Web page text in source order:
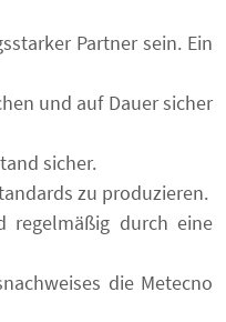
Partner sein. Ein
und auf Dauer sicher
sicher.
zu produzieren.
regelmäßig durch eine
die Metecno